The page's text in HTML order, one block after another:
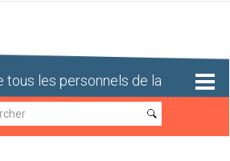
tous les personnels de la
Recherche